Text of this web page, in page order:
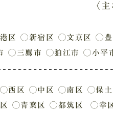
〈
区 ◯新宿区 ◯文京区 ◯豊
◯三鷹市 ◯狛江市 ◯小平
◯西区 ◯中区 ◯南区 ◯保土
◯青葉区 ◯都筑区 ◯幸区